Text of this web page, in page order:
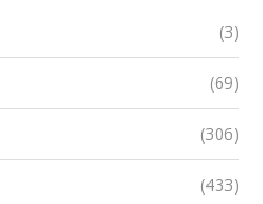
(3)
(69)
(306)
(433)